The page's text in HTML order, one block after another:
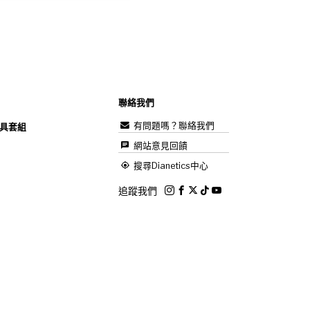
套組
聯絡我們
有問題嗎？聯絡我們
網站意見回饋
搜尋Dianetics中心
追蹤我們